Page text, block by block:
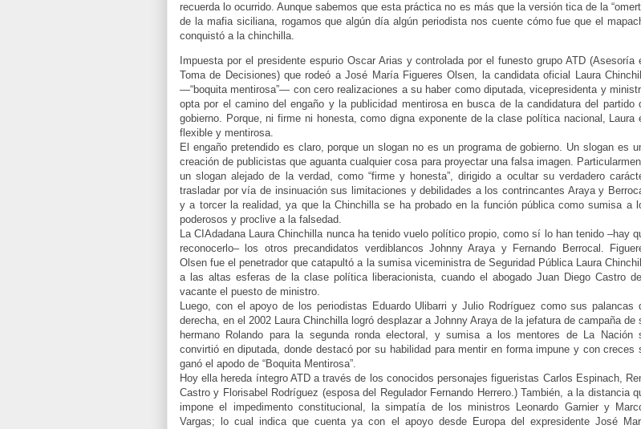
recuerda lo ocurrido. Aunque sabemos que esta práctica no es más que la versión tica de la
de la mafia siciliana, rogamos que algún día algún periodista nos cuente cómo fue que el
conquistó a la chinchilla.
Impuesta por el presidente espurio Oscar Arias y controlada por el funesto grupo ATD (Asesoría
Toma de Decisiones) que rodeó a José María Figueres Olsen, la candidata oficial Laura
—“boquita mentirosa”— con cero realizaciones a su haber como diputada, vicepresidenta y
opta por el camino del engaño y la publicidad mentirosa en busca de la candidatura del partido
gobierno. Porque, ni firme ni honesta, como digna exponente de la clase política nacional, Laura
flexible y mentirosa.
El engaño pretendido es claro, porque un slogan no es un programa de gobierno. Un slogan es
creación de publicistas que aguanta cualquier cosa para proyectar una falsa imagen.
un slogan alejado de la verdad, como “firme y honesta”, dirigido a ocultar su verdadero
trasladar por vía de insinuación sus limitaciones y debilidades a los contrincantes Araya y
y a torcer la realidad, ya que la Chinchilla se ha probado en la función pública como sumisa a
poderosos y proclive a la falsedad.
La CIAdadana Laura Chinchilla nunca ha tenido vuelo político propio, como sí lo han tenido –hay
reconocerlo– los otros precandidatos verdiblancos Johnny Araya y Fernando Berrocal.
Olsen fue el penetrador que catapultó a la sumisa viceministra de Seguridad Pública Laura
a las altas esferas de la clase política liberacionista, cuando el abogado Juan Diego Castro
vacante el puesto de ministro.
Luego, con el apoyo de los periodistas Eduardo Ulibarri y Julio Rodríguez como sus palancas
derecha, en el 2002 Laura Chinchilla logró desplazar a Johnny Araya de la jefatura de campaña de
hermano Rolando para la segunda ronda electoral, y sumisa a los mentores de La Nación
convirtió en diputada, donde destacó por su habilidad para mentir en forma impune y con creces
ganó el apodo de “Boquita Mentirosa”.
Hoy ella hereda íntegro ATD a través de los conocidos personajes figueristas Carlos Espinach,
Castro y Florisabel Rodríguez (esposa del Regulador Fernando Herrero.) También, a la distancia
impone el impedimento constitucional, la simpatía de los ministros Leonardo Garnier y
Vargas; lo cual indica que cuenta ya con el apoyo desde Europa del expresidente José